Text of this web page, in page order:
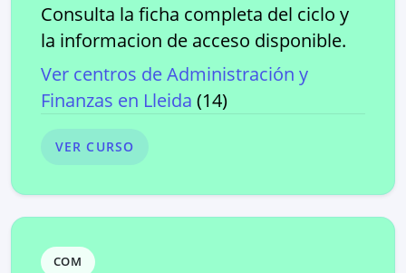
Consulta la ficha completa del ciclo y
la informacion de acceso disponible.
Ver centros deAdministración y
Finanzas en Lleida (14)
VER CURSO
COM